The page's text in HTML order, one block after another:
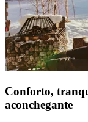
Conforto,
aconchegante